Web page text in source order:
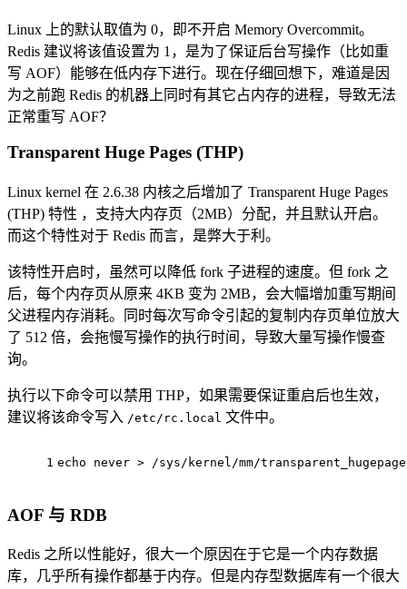
Linux 上的默认取值为 0，即不开启 Memory Overcommit。
Redis 建议将该值设置为 1，是为了保证后台写操作（比如重
写 AOF）能够在低内存下进行。现在仔细回想下，难道是因
为之前跑 Redis 的机器上同时有其它占内存的进程，导致无法
正常重写 AOF？
Transparent Huge Pages (THP)
Linux kernel 在 2.6.38 内核之后增加了 Transparent Huge Pages
(THP) 特性 ，支持大内存页（2MB）分配，并且默认开启。
而这个特性对于 Redis 而言，是弊大于利。
该特性开启时，虽然可以降低 fork 子进程的速度。但 fork 之
后，每个内存页从原来 4KB 变为 2MB，会大幅增加重写期间
父进程内存消耗。同时每次写命令引起的复制内存页单位放大
了 512 倍，会拖慢写操作的执行时间，导致大量写操作慢查
询。
执行以下命令可以禁用 THP，如果需要保证重启后也生效，
建议将该命令写入 /etc/rc.local 文件中。
1 echo never > /sys/kernel/mm/
AOF 与 RDB
Redis 之所以性能好，很大一个原因在于它是一个内存数据
库，几乎所有操作都基于内存。但是内存型数据库有一个很大